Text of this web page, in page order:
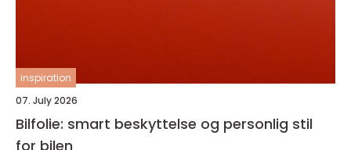
inspiration
07. July 2026
Bilfolie: smart beskyttelse og personlig stil
for bilen